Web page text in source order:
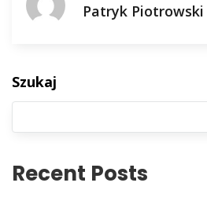
Patryk Piotrowski
Szukaj
Recent Posts